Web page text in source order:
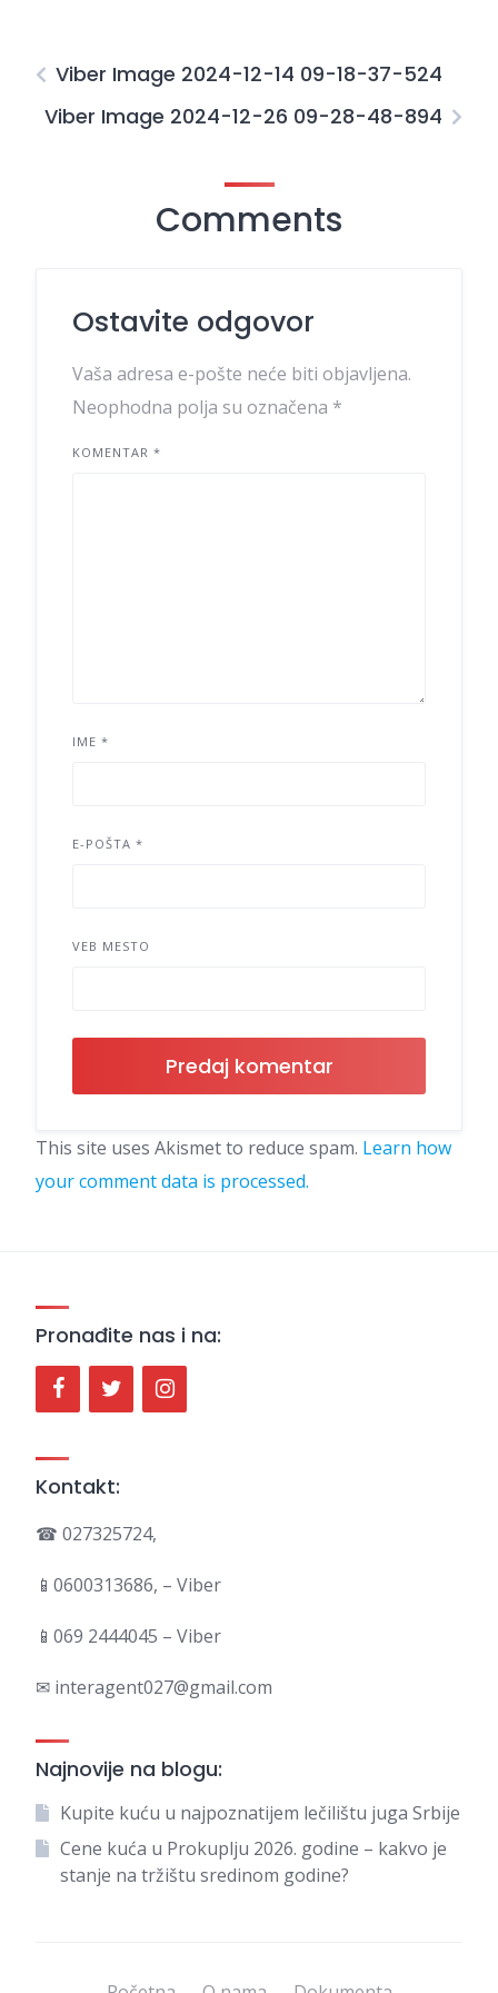
Viber Image 2024-12-14 09-18-37-524
Viber Image 2024-12-26 09-28-48-894
Comments
Ostavite odgovor
Vaša adresa e-pošte neće biti objavljena.
Neophodna polja su označena *
KOMENTAR *
IME *
E-POŠTA *
VEB MESTO
This site uses Akismet to reduce spam. Learn how
your comment data is processed.
Pronađite nas i na:
Kontakt:
☎ 027325724,
📱0600313686, – Viber
📱069 2444045 – Viber
✉ interagent027@gmail.com
Najnovije na blogu:
Kupite kuću u najpoznatijem lečilištu juga Srbije
Cene kuća u Prokuplju 2026. godine – kakvo je
stanje na tržištu sredinom godine?